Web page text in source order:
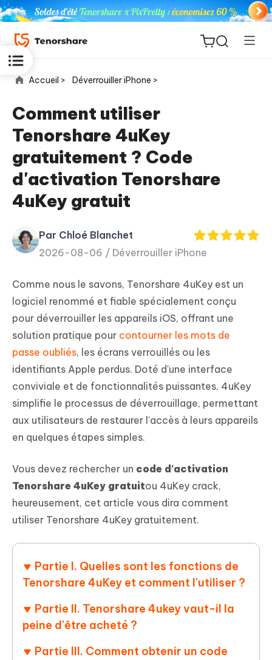
ReiBoot
for iOS
PDNob
PDF
New
iAnyGo
Accueil > Déverrouiller iPhone >
Comment utiliser
Tenorshare 4uKey
gratuitement ? Code
d'activation Tenorshare
4uKey gratuit
Par Chloé Blanchet
2026-08-06 / Déverrouiller iPhone
Comme nous le savons, Tenorshare 4uKey est un
logiciel renommé et fiable spécialement conçu
pour déverrouiller les appareils iOS, offrant une
solution pratique pour contourner les mots de
passe oubliés, les écrans verrouillés ou les
identifiants Apple perdus. Doté d'une interface
conviviale et de fonctionnalités puissantes, 4uKey
simplifie le processus de déverrouillage, permettant
aux utilisateurs de restaurer l'accès à leurs appareils
en quelques étapes simples.
Vous devez rechercher un code d'activation
Tenorshare 4uKey gratuitou 4uKey crack,
heureusement, cet article vous dira comment
utiliser Tenorshare 4uKey gratuitement.
Partie I. Quelles sont les fonctions de
Tenorshare 4uKey et comment l'utiliser ?
Partie II. Tenorshare 4ukey vaut-il la
peine d'être acheté ?
Partie III. Comment obtenir un code